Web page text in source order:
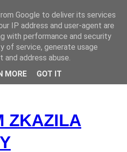
CZ
ZKAZILA
Google to deliver its services
IP address and user-agent are
with performance and security
of service, generate usage
address abuse.
MORE
GOT IT